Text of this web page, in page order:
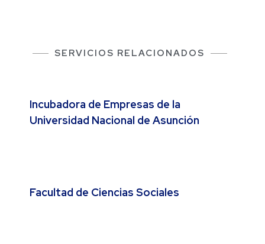
SERVICIOS RELACIONADOS
Incubadora de Empresas de la
Universidad Nacional de Asunción
Facultad de Ciencias Sociales